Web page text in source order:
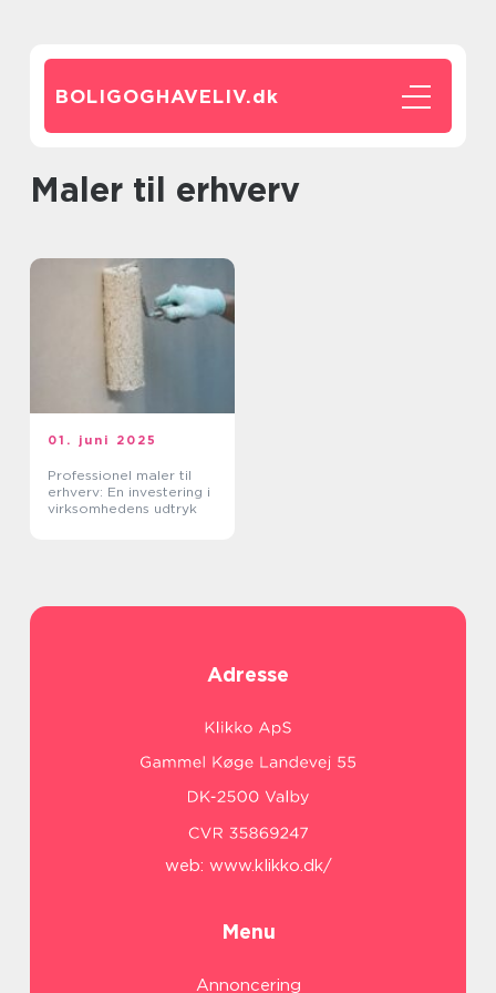
BOLIGOGHAVELIV.dk
Maler til erhverv
01. juni 2025
Professionel maler til
erhverv: En investering i
virksomhedens udtryk
Adresse
web: www.klikko.dk/
Menu
Annoncering